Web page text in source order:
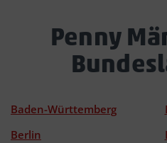
Penny
Baden-Württemberg
Berlin